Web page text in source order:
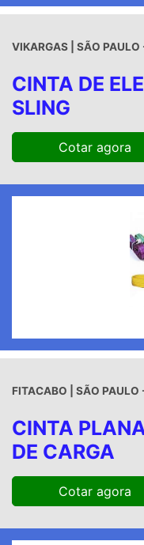
VIKARGAS | SÃO PAULO
CINTA DE
SLING
Cotar agora
FITACABO | SÃO PAULO
CINTA
DE CARGA
Cotar agora